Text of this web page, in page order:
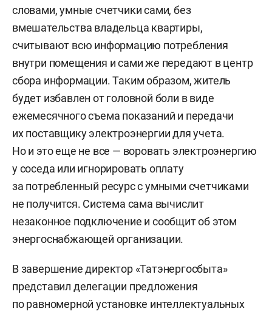
словами, умные счетчики сами, без
вмешательства владельца квартиры,
считывают всю информацию потребления
внутри помещения и сами же передают в центр
сбора информации. Таким образом, житель
будет избавлен от головной боли в виде
ежемесячного съема показаний и передачи
их поставщику электроэнергии для учета.
Но и это еще не все — воровать электроэнергию
у соседа или игнорировать оплату
за потребленный ресурс с умными счетчиками
не получится. Система сама вычислит
незаконное подключение и сообщит об этом
энергоснабжающей организации.
В завершение директор «Татэнергосбыта»
представил делегации предложения
по равномерной установке интеллектуальных